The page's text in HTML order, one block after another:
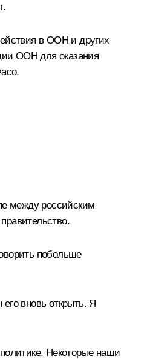
в ООН и других
ООН для оказания
между российским
побольше
вновь открыть. Я
Некоторые наши